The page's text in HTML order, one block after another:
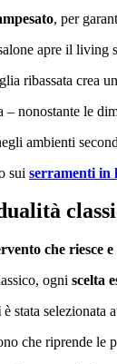
, per
apre il living
ribassata crea
– nonostante le
ambienti
sui serramenti in
che riesce
ogni scelta
è stata selezionata
che riprende le